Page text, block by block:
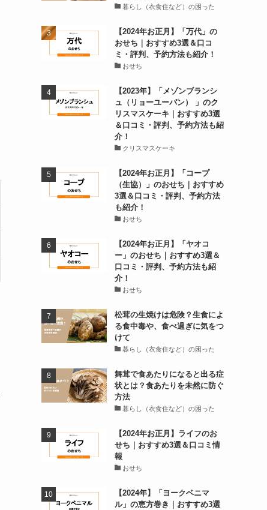
暮らし（衣食住など）の困った
【2024年お正月】「万代」の
おせち｜おすすめ3選＆口コ
ミ・評判、予約方法も紹介！
おせち
【2023年】「メゾンブランシ
ュ（リョーユーパン） 」のク
リスマスケーキ｜おすすめ3選
＆口コミ・評判、予約方法も紹
介！
クリスマスケーキ
【2024年お正月】「コープ
（生協）」のおせち｜おすすめ
3選＆口コミ・評判、予約方法
も紹介！
おせち
【2024年お正月】「ヤオコ
ー」のおせち｜おすすめ3選＆
口コミ・評判、予約方法も紹
介！
おせち
松茸の生焼けは危険？生食によ
る食中毒や、食べ過ぎに気をつ
けて
暮らし（衣食住など）の困った
舞茸で食あたりになると出る症
状とは？食あたりを未然に防ぐ
方法
暮らし（衣食住など）の困った
【2024年お正月】ライフのお
せち｜おすすめ3選＆口コミ情
報
おせち
【2024年】「ヨークベニマ
ル」の恵方巻き｜おすすめ3選